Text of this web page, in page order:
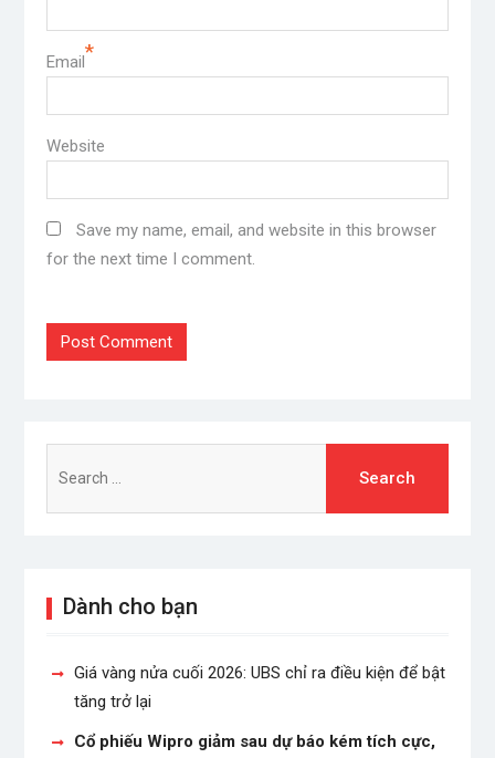
Email*
Website
Save my name, email, and website in this browser
for the next time I comment.
for:
Dành cho bạn
Giá vàng nửa cuối 2026: UBS chỉ ra điều kiện để bật
tăng trở lại
Cổ phiếu Wipro giảm sau dự báo kém tích cực,